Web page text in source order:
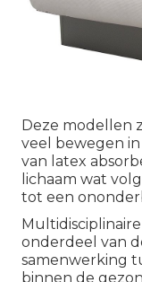
Deze modellen
veel bewegen in
van latex
lichaam wat
tot een
onderdeel van
samenwerking
binnen de